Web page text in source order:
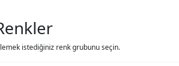
istediğiniz renk grubunu seçin.